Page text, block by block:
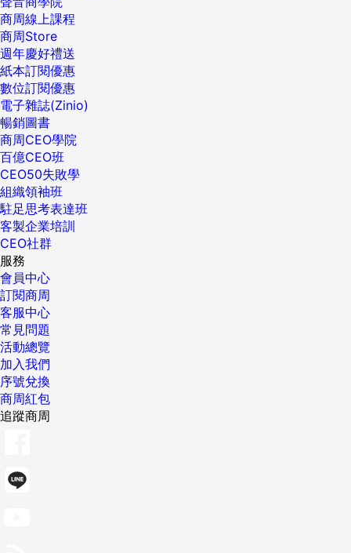
商周線上課程
商周Store
週年慶好禮送
紙本訂閱優惠
數位訂閱優惠
電子雜誌(Zinio)
暢銷圖書
商周CEO學院
百億CEO班
CEO50失敗學
組織領袖班
駐足思考表達班
客製企業培訓
CEO社群
服務
會員中心
訂閱商周
客服中心
常見問題
活動總覽
加入我們
序號兌換
商周紅包
追蹤商周